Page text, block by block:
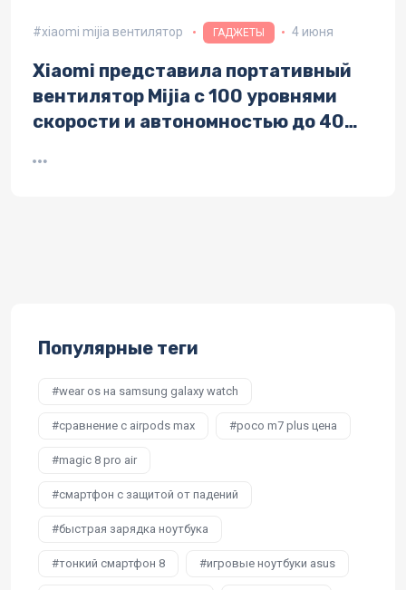
xiaomi mijia вентилятор ГАДЖЕТЫ 4 июня
Xiaomi представила портативный
вентилятор Mijia с 100 уровнями
скорости и автономностью до 40
Популярные теги
wear os на samsung galaxy watch
сравнение с airpods max poco m7 plus цена
magic 8 pro air
смартфон с защитой от падений
быстрая зарядка ноутбука
тонкий смартфон 8 игровые ноутбуки asus